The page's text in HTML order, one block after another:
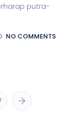
putra-
NO COMMENTS